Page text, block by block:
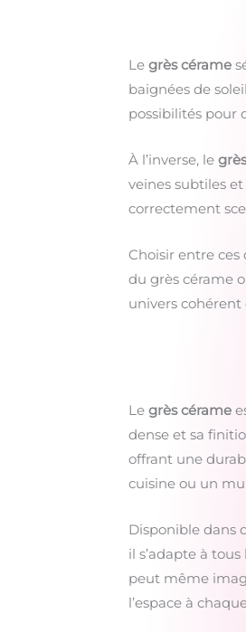
Le grès cérame
baignées de
possibilités pour
À l’inverse, le
veines subtiles
correctement
Choisir entre ces
du grès cérame
univers cohérent
Le grès cérame
dense et sa
offrant une
cuisine ou un
Disponible dans
il s’adapte à
peut même
l’espace à